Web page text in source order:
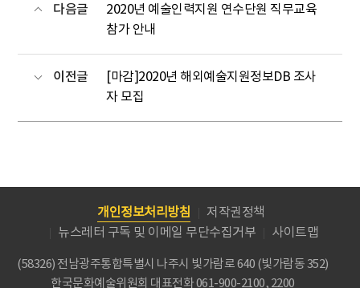
다음글
2020년 예술인력지원 연수단원 직무교육
참가 안내
이전글
[마감]2020년 해외예술지원정보DB 조사
자 모집
개인정보처리방침
저작권정책
뉴스레터 구독 및 이메일 무단수집거부
사이트맵
(58326) 전남광주통합특별시 나주시 빛가람로 640 (빛가람동 352)
한국문화예술위원회 대표전화 061-900-2100, 2200